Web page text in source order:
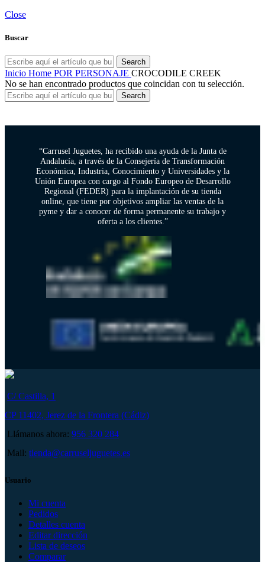
Close
Buscar
Search
Inicio Home POR PERSONAJE CROCODILE CREEK
No se han encontrado productos que coincidan con tu selección.
Search
“Carrusel Juguetes, ha recibido una ayuda de la Junta de
Andalucía, a través de la Consejería de Transformación
Económica, Industria, Conocimiento y Universidades y la
Unión Europea con cargo al Fondo Europeo de Desarrollo
Regional (FEDER) para la implantación de su tienda
online, que tiene por objetivos ampliar las ventas de la
pyme y dar a conocer de forma permanente su trabajo y
oferta a los clientes.”
C/ Castilla, 1
CP 11402, Jerez de la Frontera (Cádiz)
Llámanos ahora: 956 320 284
Mail: tienda@carruseljuguetes.es
Usuario
Mi cuenta
Pedidos
Detalles cuenta
Editar dirección
Lista de deseos
Comparar